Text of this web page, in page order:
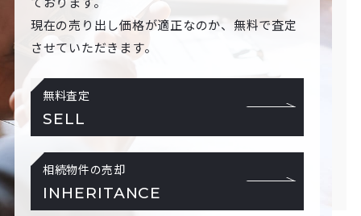
現在の売り出し価格が適正なのか、無料で査定
させていただきます。
無料査定
SELL
相続物件の売却
INHERITANCE